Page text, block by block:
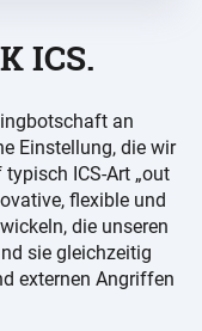
ICS.
an
Einstellung, die wir
ICS-Art „out
flexible und
die unseren
sie gleichzeitig
externen Angriffen